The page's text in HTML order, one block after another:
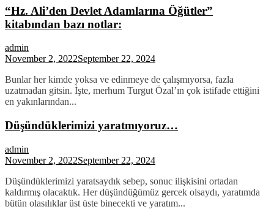
“Hz. Ali’den Devlet Adamlarına Öğütler”
kitabından bazı notlar:
admin
November 2, 2022September 22, 2024
Bunlar her kimde yoksa ve edinmeye de çalışmıyorsa, fazla
uzatmadan gitsin. İşte, merhum Turgut Özal’ın çok istifade ettiğini
en yakınlarından...
Düşündüklerimizi yaratmıyoruz…
admin
November 2, 2022September 22, 2024
Düşündüklerimizi yaratsaydık sebep, sonuc ilişkisini ortadan
kaldırmış olacaktık. Her düşündüğümüz gercek olsaydı, yaratımda
bütün olasılıklar üst üste binecekti ve yaratım...